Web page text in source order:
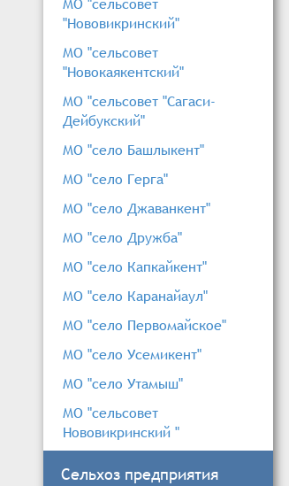
"Нововикринский"
МО "сельсовет
"Новокаякентский"
МО "сельсовет "Сагаси-
Дейбукский"
МО "село Башлыкент"
МО "село Герга"
МО "село Джаванкент"
МО "село Дружба"
МО "село Капкайкент"
МО "село Каранайаул"
МО "село Первомайское"
МО "село Усемикент"
МО "село Утамыш"
МО "сельсовет
Нововикринский "
Сельхоз предприятия